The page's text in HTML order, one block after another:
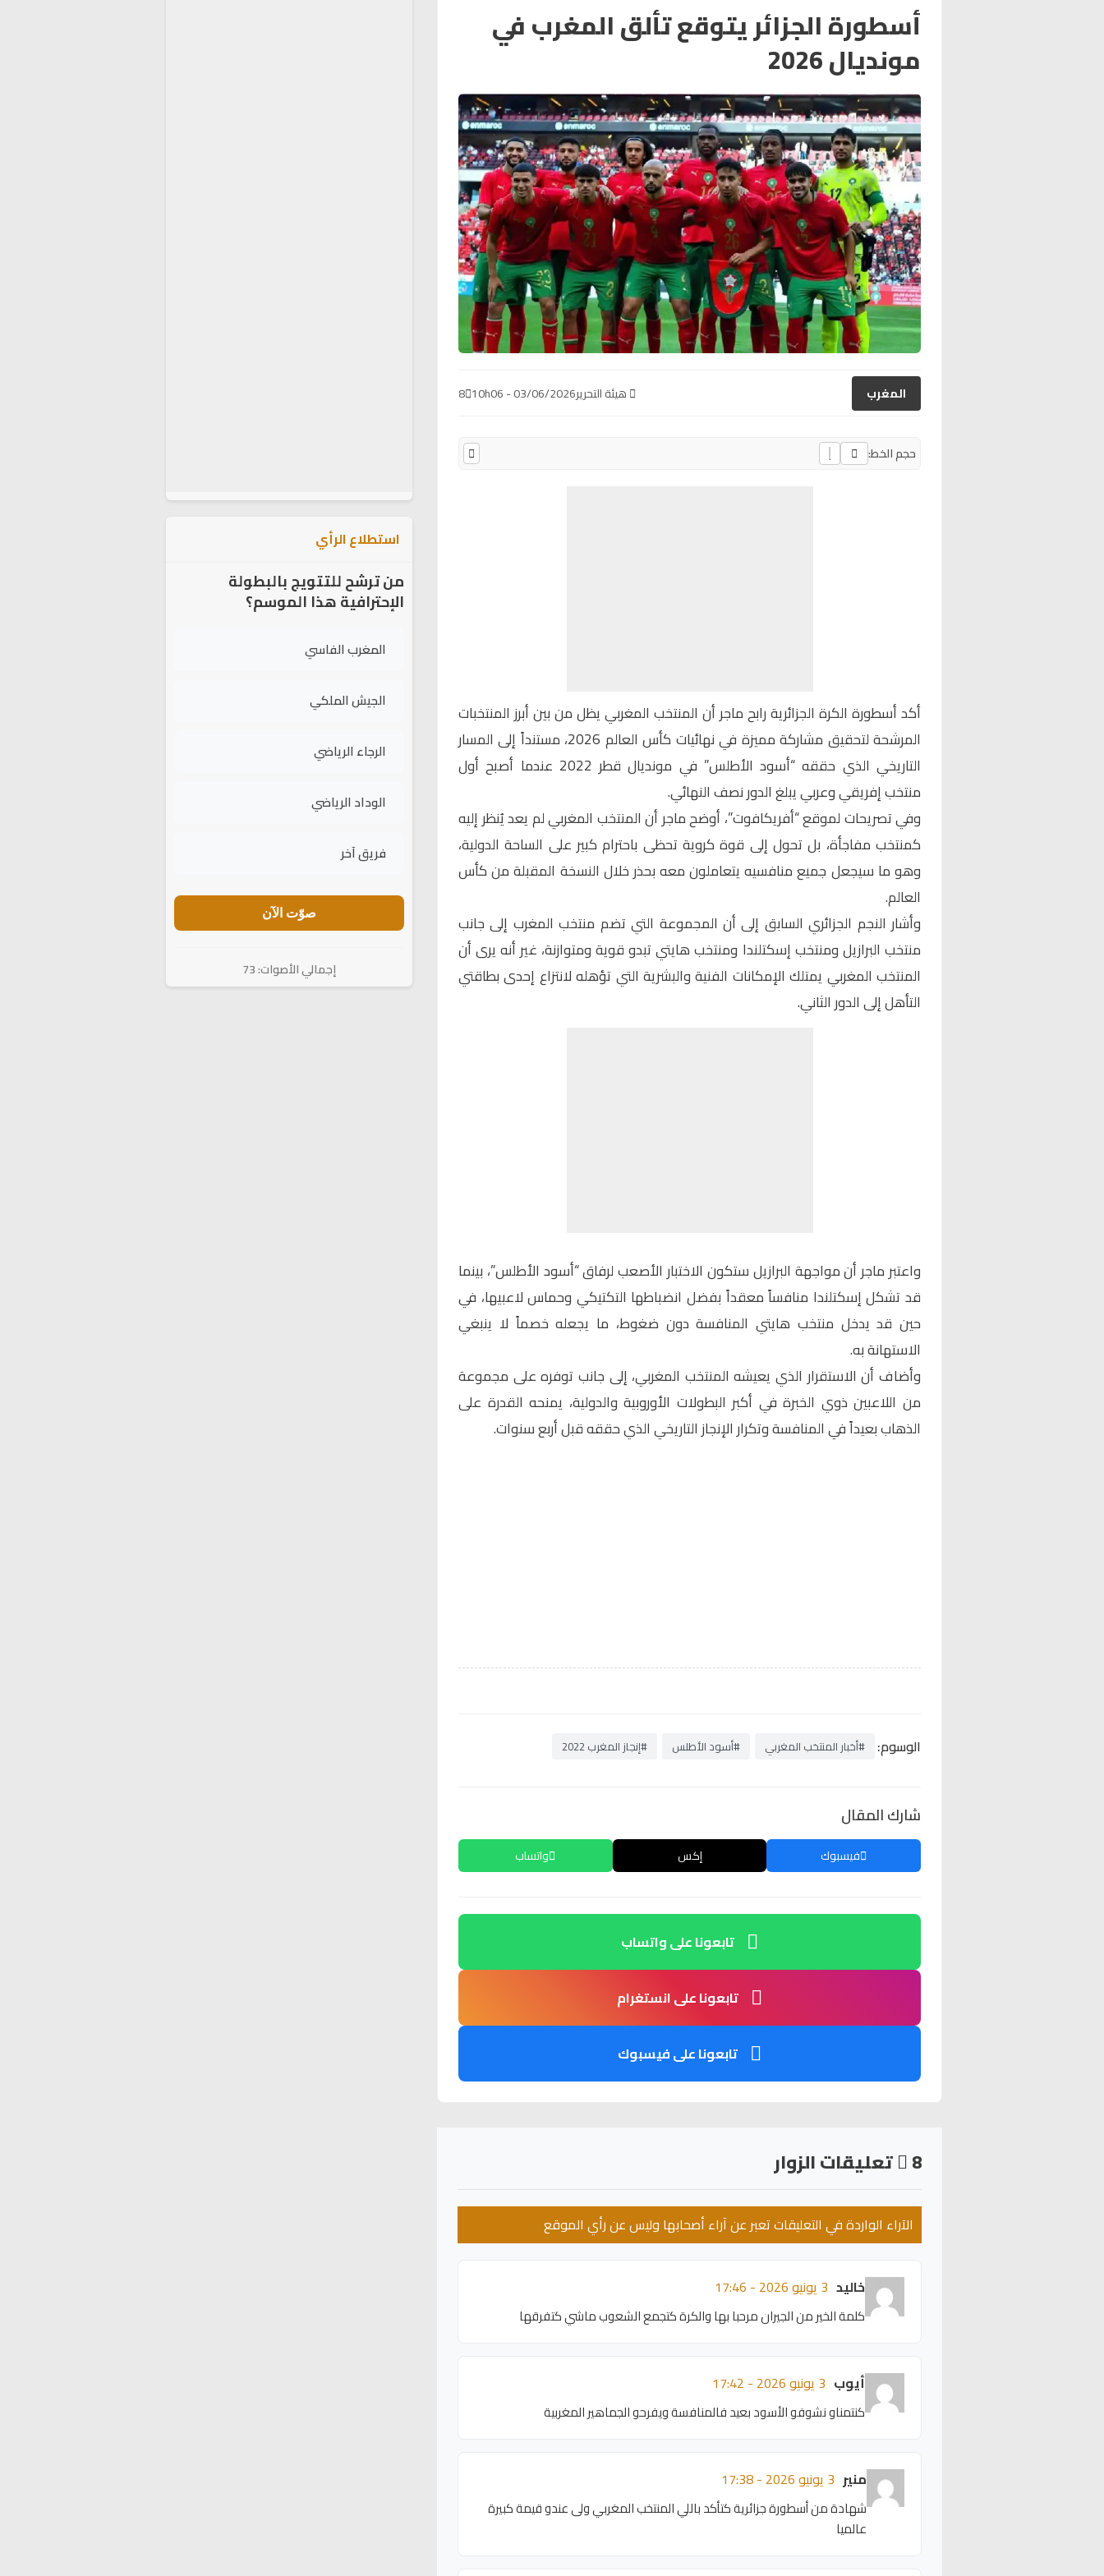
أسطورة الجزائر يتوقع تألق المغرب في
مونديال 2026
المغرب هيئة التحرير03/06/2026 - 10h06
8
حجم الخط:
أكد أسطورة الكرة الجزائريةرابح ماجرأن المنتخب المغربي يظل من بين أبرز المنتخبات
المرشحة لتحقيق مشاركة مميزة في نهائيات كأس العالم 2026، مستنداً إلى المسار
التاريخي الذي حققه “أسود الأطلس” في مونديال قطر 2022 عندما أصبح أول
منتخب إفريقي وعربي يبلغ الدور نصف النهائي.
وفي تصريحات لموقع “أفريكافوت”، أوضح ماجر أن المنتخب المغربي لم يعد يُنظر إليه
كمنتخب مفاجأة، بل تحول إلى قوة كروية تحظى باحترام كبير على الساحة الدولية،
وهو ما سيجعل جميع منافسيه يتعاملون معه بحذر خلال النسخة المقبلة من كأس
العالم.
وأشار النجم الجزائري السابق إلى أن المجموعة التي تضم منتخب المغرب إلى جانب
منتخب البرازيلومنتخب إسكتلندا ومنتخب هايتيتبدو قوية ومتوازنة، غير أنه يرى أن
المنتخب المغربي يمتلك الإمكانات الفنية والبشرية التي تؤهله لانتزاع إحدى بطاقتي
التأهل إلى الدور الثاني.
واعتبر ماجر أن مواجهة البرازيل ستكون الاختبار الأصعب لرفاق “أسود الأطلس”، بينما
قد تشكل إسكتلندا منافساً معقداً بفضل انضباطها التكتيكي وحماس لاعبيها، في
حين قد يدخل منتخب هايتي المنافسة دون ضغوط، ما يجعله خصماً لا ينبغي
الاستهانة به.
وأضاف أن الاستقرار الذي يعيشه المنتخب المغربي، إلى جانب توفره على مجموعة
من اللاعبين ذوي الخبرة في أكبر البطولات الأوروبية والدولية، يمنحه القدرة على
الذهاب بعيداً في المنافسة وتكرار الإنجاز التاريخي الذي حققه قبل أربع سنوات.
الوسوم: #أخبار المنتخب المغربي #أسود الأطلس #إنجاز المغرب 2022
شارك المقال
فيسبوك إكس واتساب
تابعونا على واتساب
تابعونا على انستغرام
تابعونا على فيسبوك
8 تعليقات الزوار
الآراء الواردة في التعليقات تعبر عن آراء أصحابها وليس عن رأي الموقع
خاليد 3 يونيو 2026 - 17:46
كلمة الخير من الجيران مرحبا بها والكرة كتجمع الشعوب ماشي كتفرقها
أيوب 3 يونيو 2026 - 17:42
كنتمناو نشوفو الأسود بعيد فالمنافسة ويفرحو الجماهير المغربية
منير 3 يونيو 2026 - 17:38
شهادة من أسطورة جزائرية كتأكد باللي المنتخب المغربي ولى عندو قيمة كبيرة
عالميا
استطلاع الرأي
من ترشح للتتويج بالبطولة
الإحترافية هذا الموسم؟
المغرب الفاسي
الجيش الملكي
الرجاء الرياضي
الوداد الرياضي
فريق آخر
صوّت الآن
إجمالي الأصوات: 73